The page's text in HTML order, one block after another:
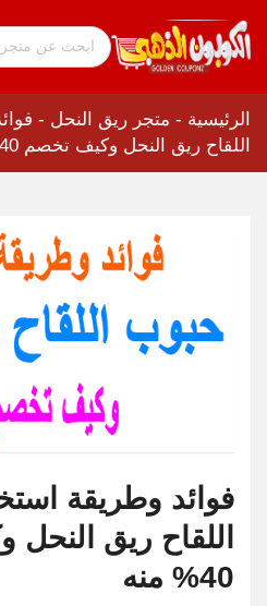
الرئيسية - متجر ريق النحل -
اللقاح ريق النحل وكيف تخصم 40% منه
فوائد وطريقة
اللقاح ريق
40% منه